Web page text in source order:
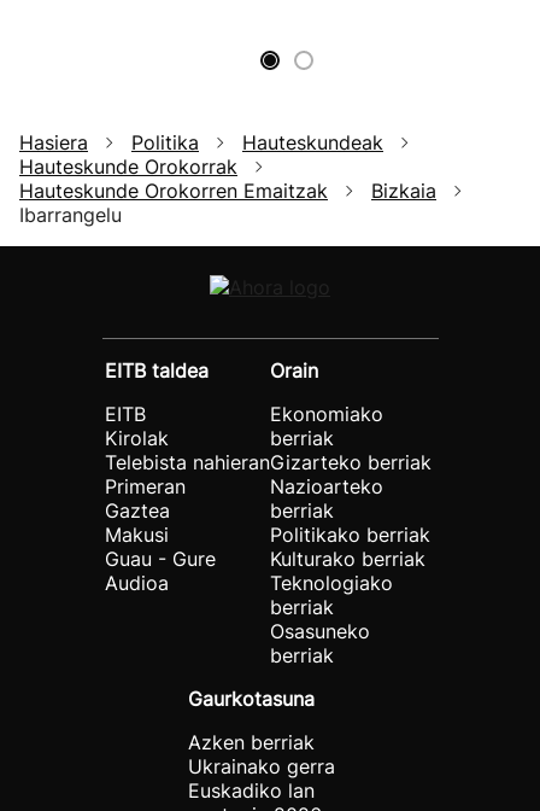
Hasiera Politika
Hauteskundeak
Hauteskunde Orokorrak
Hauteskunde Orokorren Emaitzak
Bizkaia
Ibarrangelu
EITB taldea
EITB
Kirolak
Telebista nahieran
Primeran
Gaztea
Makusi
Guau - Gure
Audioa
Orain
Ekonomiako
berriak
Gizarteko berriak
Nazioarteko
berriak
Politikako berriak
Kulturako berriak
Teknologiako
berriak
Osasuneko
berriak
Gaurkotasuna
Azken berriak
Ukrainako gerra
Euskadiko lan